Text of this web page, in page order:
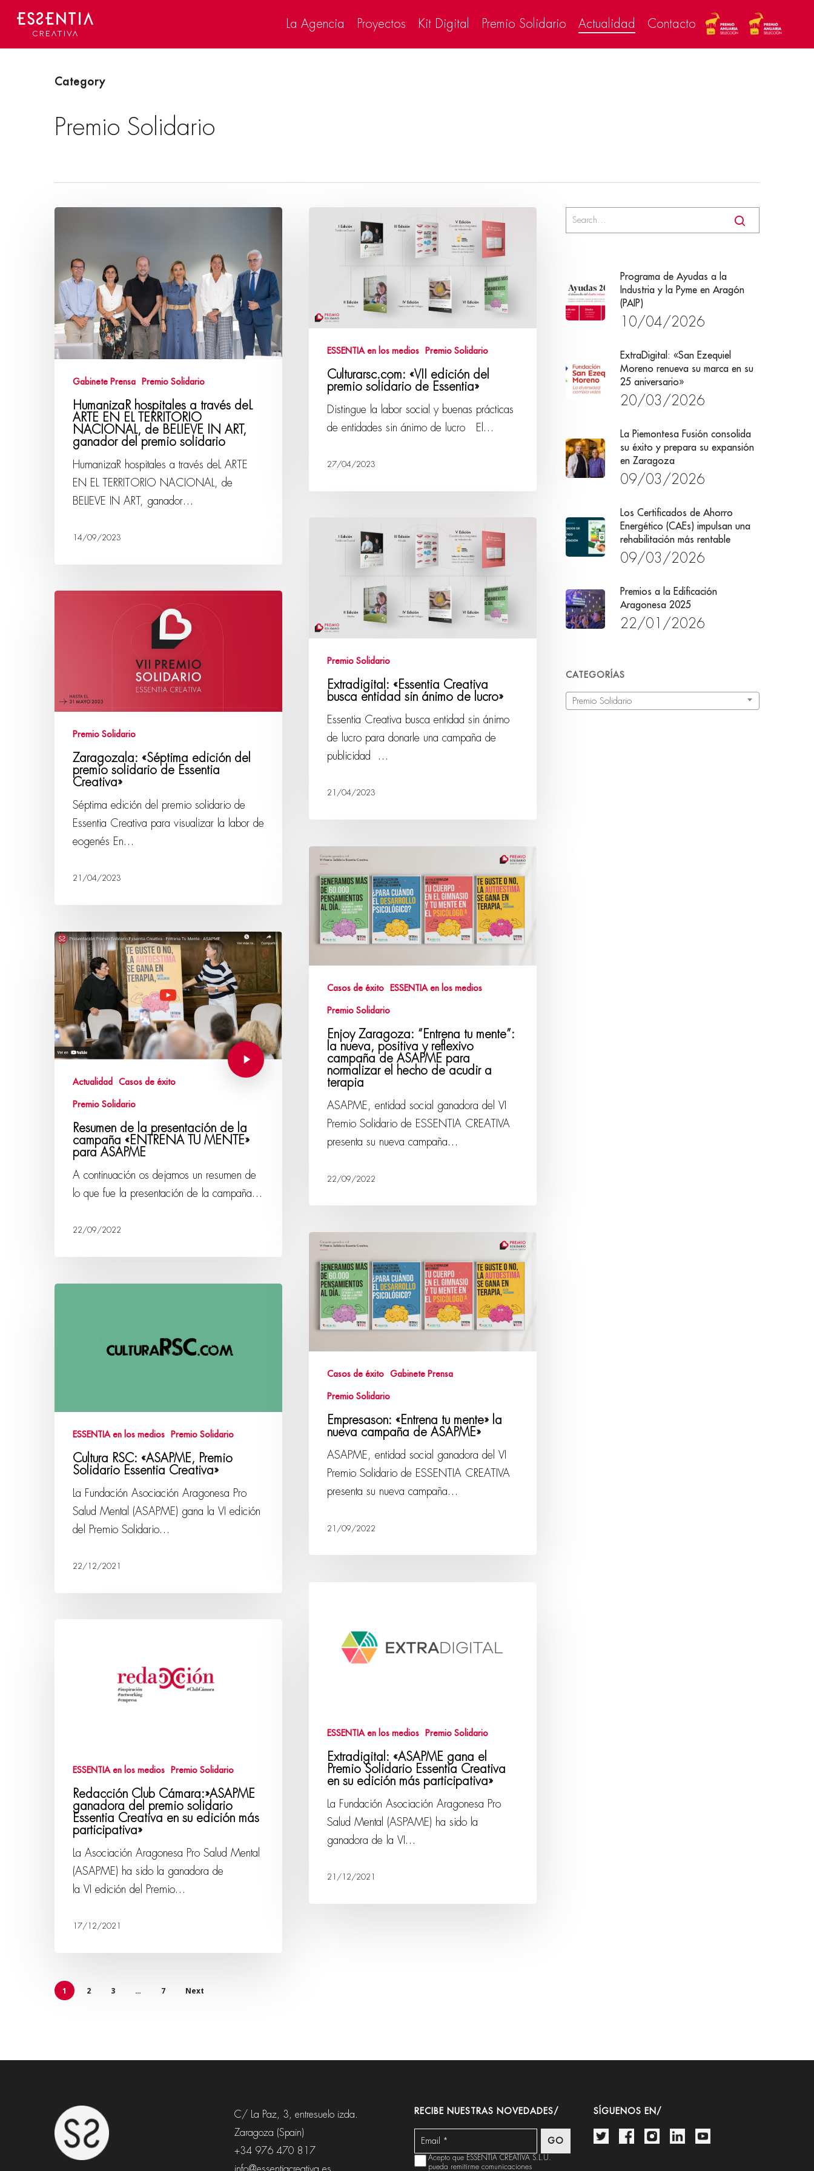
Skip
main
La Agencia Proyectos Kit Digital Premio Solidario Actualidad Contacto
Category
Premio Solidario
Gabinete Prensa Premio Solidario
HumanizaR hospitales a través deL
ARTE EN EL TERRITORIO
NACIONAL, de BELIEVE IN ART,
ganador del premio solidario
HumanizaR hospitales a través deL ARTE
EN EL TERRITORIO NACIONAL, de
BELIEVE IN ART, ganador…
14/09/2023
ESSENTIA en los medios Premio Solidario
Culturarsc.com: «VII edición del
premio solidario de Essentia»
Distingue la labor social y buenas prácticas
de entidades sin ánimo de lucro El…
27/04/2023
Premio Solidario
Extradigital: «Essentia Creativa
busca entidad sin ánimo de lucro»
Essentia Creativa busca entidad sin ánimo
de lucro para donarle una campaña de
publicidad …
21/04/2023
Premio Solidario
Zaragozala: «Séptima edición del
premio solidario de Essentia
Creativa»
Séptima edición del premio solidario de
Essentia Creativa para visualizar la labor de
eogenés En…
21/04/2023
Casos de éxito ESSENTIA en los medios
Premio Solidario
Enjoy Zaragoza: “Entrena tu mente”:
la nueva, positiva y reflexivo
campaña de ASAPME para
normalizar el hecho de acudir a
terapia
ASAPME, entidad social ganadora del VI
Premio Solidario de ESSENTIA CREATIVA
presenta su nueva campaña…
22/09/2022
Actualidad Casos de éxito
Premio Solidario
Resumen de la presentación de la
campaña «ENTRENA TU MENTE»
para ASAPME
A continuación os dejamos un resumen de
lo que fue la presentación de la campaña…
22/09/2022
Casos de éxito Gabinete Prensa
Premio Solidario
Empresason: «Entrena tu mente» la
nueva campaña de ASAPME»
ASAPME, entidad social ganadora del VI
Premio Solidario de ESSENTIA CREATIVA
presenta su nueva campaña…
21/09/2022
ESSENTIA en los medios Premio Solidario
Cultura RSC: «ASAPME, Premio
Solidario Essentia Creativa»
La Fundación Asociación Aragonesa Pro
Salud Mental (ASAPME) gana la VI edición
del Premio Solidario…
22/12/2021
ESSENTIA en los medios Premio Solidario
Extradigital: «ASAPME gana el
Premio Solidario Essentia Creativa
en su edición más participativa»
La Fundación Asociación Aragonesa Pro
Salud Mental (ASPAME) ha sido la
ganadora de la VI…
21/12/2021
ESSENTIA en los medios Premio Solidario
Redacción Club Cámara:»ASAPME
ganadora del premio solidario
Essentia Creativa en su edición más
participativa»
La Asociación Aragonesa Pro Salud Mental
(ASAPME) ha sido la ganadora de
la VI edición del Premio…
17/12/2021
1 2 3 … 7 Next
Programa de Ayudas a la
Industria y la Pyme en Aragón
(PAIP)
10/04/2026
ExtraDigital: «San Ezequiel
Moreno renueva su marca en su
25 aniversario»
20/03/2026
La Piemontesa Fusión consolida
su éxito y prepara su expansión
en Zaragoza
09/03/2026
Los Certificados de Ahorro
Energético (CAEs) impulsan una
rehabilitación más rentable
09/03/2026
Premios a la Edificación
Aragonesa 2025
22/01/2026
CATEGORÍAS
Categorías
Premio Solidario
C/ La Paz, 3, entresuelo izda.
Zaragoza (Spain)
+34 976 470 817
RECIBE NUESTRAS NOVEDADES/
Acepto que ESSENTIA CREATIVA S.L.U.
pueda remitirme comunicaciones
SÍGUENOS EN/